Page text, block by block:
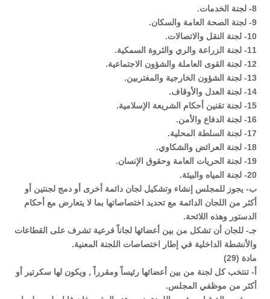
8- لجنة الخدمات.
9- لجنة الصحة العامة والسكان.
10- لجنة النقل والاتصالات.
11- لجنة الزراعة والري والثروة السمكية.
12- لجنة القوى العاملة والشؤون الاجتماعية.
13- لجنة الشؤون الخارجية والمغتربين.
14- لجنة العدل والأوقاف.
15- لجنة تقنين أحكام الشريعة الإسلامية.
16- لجنة الدفاع والأمن.
17- لجنة السلطة المحلية.
18- لجنة العرائض والشكاوي.
19- لجنة الحريات العامة وحقوق الإنسان.
20- لجنة المياه والبيئة.
ب- يجوز للمجلس إنشاء وتشكيل لجان دائمة أخرى أو دمج لجنتين أو
أكثر من اللجان الدائمة مع تحديد اختصاصاتها بما لا يتعارض مع أحكام
الدستور وهذه اللائحة.
جـ- للجان أن تشكل من بين أعضائها لجاناً فرعية تشرف على القطاعات
والأنشطة الداخلية في إطار اختصاصات اللجنة المعنية.
مادة (29)
أ- تنتخب كل لجنة من بين أعضائها رئيساً ومقرراً , ويكون لها سكرتير أو
أكثر من موظفي المجلس.